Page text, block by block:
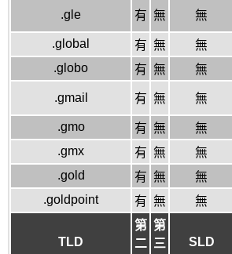
.gle 有 無 無
.global
有 無 無
.globo
有 無 無
.gmail 有 無 無
.gmo
有 無 無
.gmx
有 無 無
.gold
有 無 無
.goldpoint
有 無 無
TLD
第
二
第
三
SLD